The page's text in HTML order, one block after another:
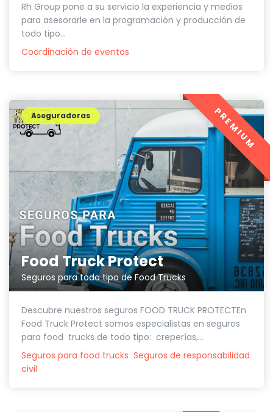
Rh Group pone a su servicio la experiencia y medios
para asesorarle en la programación y producción de
todo tipo...
Coordinación de eventos
Food Truck Protect
Seguros para todo tipo de Food Trucks
Aseguradoras
Descubre nuestros seguros FOOD TRUCK PROTECTEn
Food Truck Protect somos especialistas en seguros
para food trucks de todo tipo: creperías,...
Seguros para food trucks Seguros de responsabilidad
civil
PREMIUM